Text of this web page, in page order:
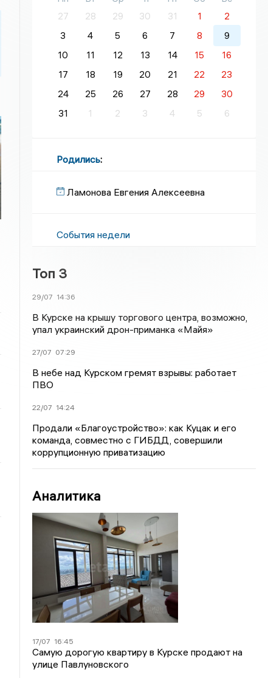
27
28 29 30 31 1
2
3
4 5 6 7 8
9
10
11 12 13 14 15
16
17
18 19 20 21 22
23
24
25 26 27 28 29
30
31
1 2 3 4 5 6
Родились:
Ламонова Евгения Алексеевна
События недели
Топ 3
29/07 14:36
В Курске на крышу торгового центра, возможно,
упал украинский дрон-приманка «Майя»
27/07 07:29
В небе над Курском гремят взрывы: работает
ПВО
22/07 14:24
Продали «Благоустройство»: как Куцак и его
команда, совместно с ГИБДД, совершили
коррупционную приватизацию
Аналитика
17/07 16:45
Самую дорогую квартиру в Курске продают на
улице Павлуновского